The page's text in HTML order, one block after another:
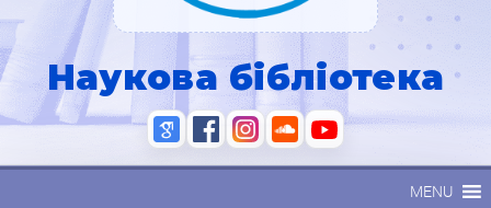
Наукова бібліотека
MENU